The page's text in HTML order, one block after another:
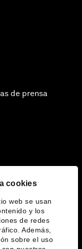
cookies
web se usan
y los
de redes
Además,
sobre el uso
de prensa